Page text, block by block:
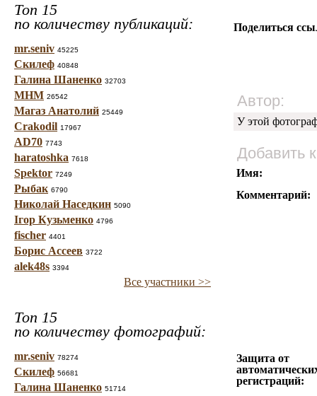
Топ 15
по количеству публикаций:
mr.seniv 45225
Скилеф 40848
Галина Шаненко 32703
МНМ 26542
Магаз Анатолий 25449
Crakodil 17967
AD70 7743
haratoshka 7618
Spektor 7249
Рыбак 6790
Николай Наседкин 5090
Ігор Кузьменко 4796
fischer 4401
Борис Ассеев 3722
alek48s 3394
Все участники >>
Топ 15
по количеству фотографий:
mr.seniv 78274
Скилеф 56681
Галина Шаненко 51714
Поделиться
Автор:
У этой
Добавить
Имя:
Комментарий:
Защита от
регистраций: